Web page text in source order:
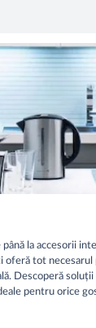
la accesorii
oferă tot necesarul
Descoperă soluții
pentru orice